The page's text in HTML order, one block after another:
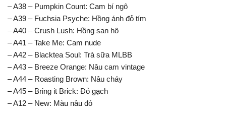
– A38 – Pumpkin Count: Cam bí ngô
– A39 – Fuchsia Psyche: Hồng ánh đỏ tím
– A40 – Crush Lush: Hồng san hô
– A41 – Take Me: Cam nude
– A42 – Blacktea Soul: Trà sữa MLBB
– A43 – Breeze Orange: Nâu cam vintage
– A44 – Roasting Brown: Nâu cháy
– A45 – Bring it Brick: Đỏ gạch
– A12 – New: Màu nâu đỏ